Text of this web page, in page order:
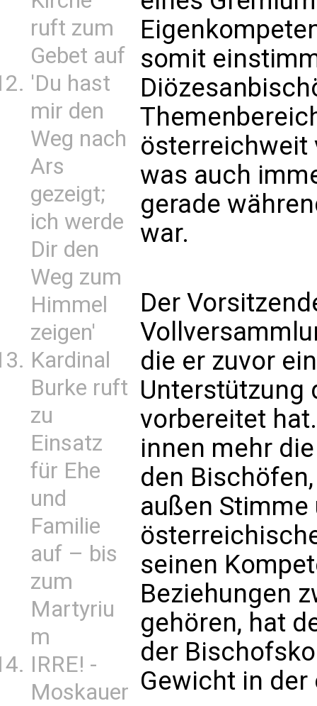
ruft zum
Gebet auf
'Du hast
mir den
Weg nach
Ars
gezeigt;
ich werde
Dir den
Weg zum
Himmel
zeigen'
Kardinal
Burke ruft
zu
Einsatz
für Ehe
und
Familie
auf – bis
zum
Martyriu
m
IRRE! -
Moskauer
somit
österreichweit
was auch
gerade
war.
Der
die er zuvor
Unterstützung
vorbereitet
innen mehr
den
außen
seinen
Beziehungen
gehören, hat
der
Gewicht in